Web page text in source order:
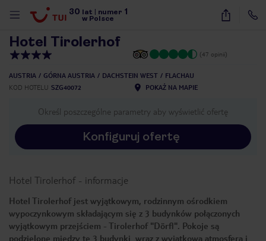
30 lat numer 1
w Polsce
17
Hotel Tirolerhof
(47 opinii)
AUSTRIA GÓRNA AUSTRIA DACHSTEIN WEST
FLACHAU
KOD HOTELU SZG40072 POKAŻ NA MAPIE
Określ poszczególne parametry aby wyświetlić ofertę
Konfiguruj ofertę
Hotel Tirolerhof - informacje
Hotel Tirolerhof jest wyjątkowym, rodzinnym ośrodkiem
wypoczynkowym składającym się z 3 budynków połączonych
wyjątkowym przejściem - Tirolerhof "Dörfl". Pokoje są
podzielone między te 3 budynki wraz z wyjątkową atmosferą i